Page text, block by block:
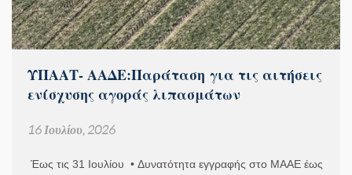
ΥΠΑΑΤ- ΑΑΔΕ:Παράταση για τις αιτήσεις
ενίσχυσης αγοράς λιπασμάτων
16 Ιουλίου, 2026
Έως τις 31 Ιουλίου • Δυνατότητα εγγραφής στο ΜΑΑΕ έως